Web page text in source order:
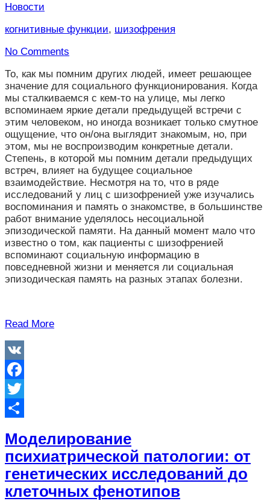
Новости
когнитивные функции, шизофрения
No Comments
То, как мы помним других людей, имеет решающее
значение для социального функционирования. Когда
мы сталкиваемся с кем-то на улице, мы легко
вспоминаем яркие детали предыдущей встречи с
этим человеком, но иногда возникает только смутное
ощущение, что он/она выглядит знакомым, но, при
этом, мы не воспроизводим конкретные детали.
Степень, в которой мы помним детали предыдущих
встреч, влияет на будущее социальное
взаимодействие. Несмотря на то, что в ряде
исследований у лиц с шизофренией уже изучались
воспоминания и память о знакомстве, в большинстве
работ внимание уделялось несоциальной
эпизодической памяти. На данный момент мало что
известно о том, как пациенты с шизофренией
вспоминают социальную информацию в
повседневной жизни и меняется ли социальная
эпизодическая память на разных этапах болезни.
Read More
VK
Facebook
Twitter
Моделирование
психиатрической патологии: от
генетических исследований до
клеточных фенотипов